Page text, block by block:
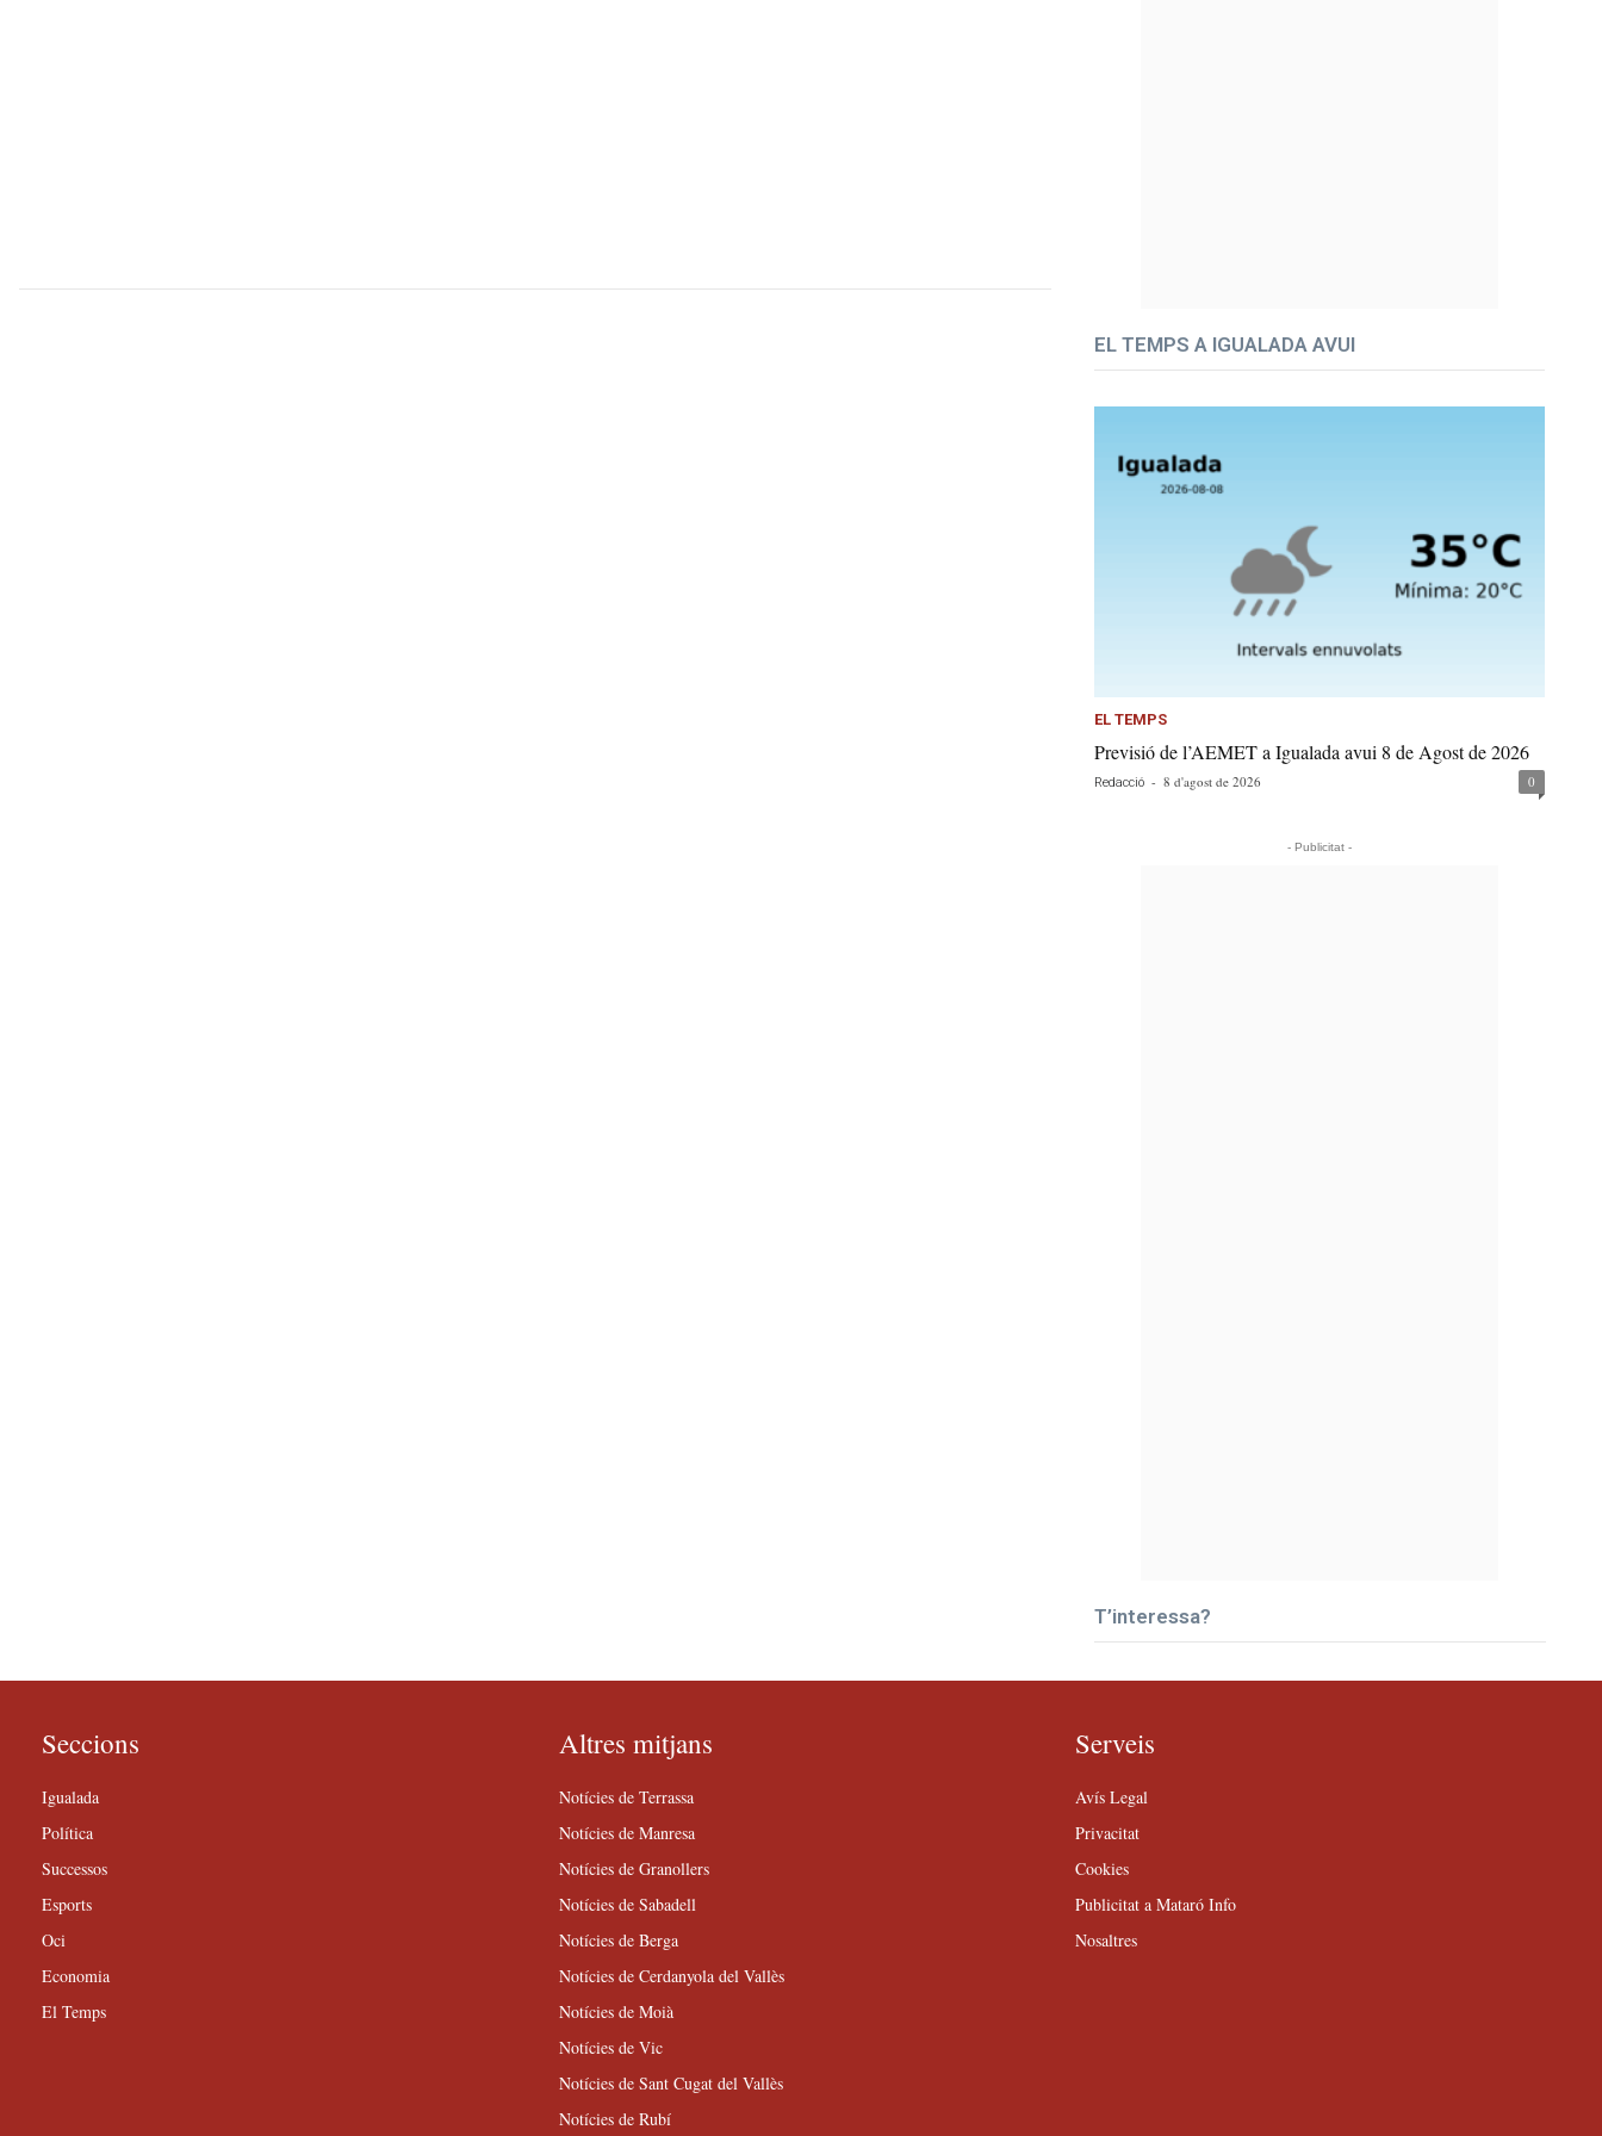
EL TEMPS A IGUALADA AVUI
EL TEMPS
Previsió de l’AEMET a Igualada avui 8 de Agost de 2026
Redacció - 8 d'agost de 2026 0
- Publicitat -
T’interessa?
Seccions
Igualada
Política
Successos
Esports
Oci
Economia
El Temps
Altres mitjans
Notícies de Terrassa
Notícies de Manresa
Notícies de Granollers
Notícies de Sabadell
Notícies de Berga
Notícies de Cerdanyola del Vallès
Notícies de Moià
Notícies de Vic
Notícies de Sant Cugat del Vallès
Notícies de Rubí
Serveis
Avís Legal
Privacitat
Cookies
Publicitat a Mataró Info
Nosaltres